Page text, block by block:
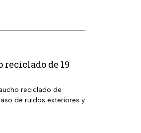
de 19
reciclado de
de ruidos exteriores y